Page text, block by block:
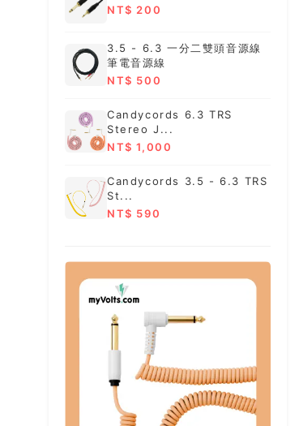
NT$ 200
3.5 - 6.3 一分二雙頭音源線
筆電音源線
NT$ 500
Candycords 6.3 TRS
Stereo J...
NT$ 1,000
Candycords 3.5 - 6.3 TRS
St...
NT$ 590